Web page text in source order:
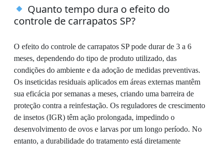
Quanto tempo dura o efeito do
controle de carrapatos SP?
O efeito do controle de carrapatos SP pode durar de 3 a 6
meses, dependendo do tipo de produto utilizado, das
condições do ambiente e da adoção de medidas preventivas.
Os inseticidas residuais aplicados em áreas externas mantêm
sua eficácia por semanas a meses, criando uma barreira de
proteção contra a reinfestação. Os reguladores de crescimento
de insetos (IGR) têm ação prolongada, impedindo o
desenvolvimento de ovos e larvas por um longo período. No
entanto, a durabilidade do tratamento está diretamente